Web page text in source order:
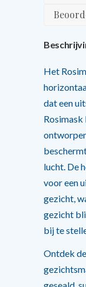
Het
dat een
lucht. De
voor een
gezicht,
gezicht
bij te
Ontdek